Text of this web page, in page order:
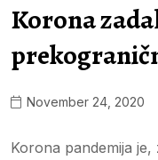
Korona
November 24, 2020
Korona pandemija